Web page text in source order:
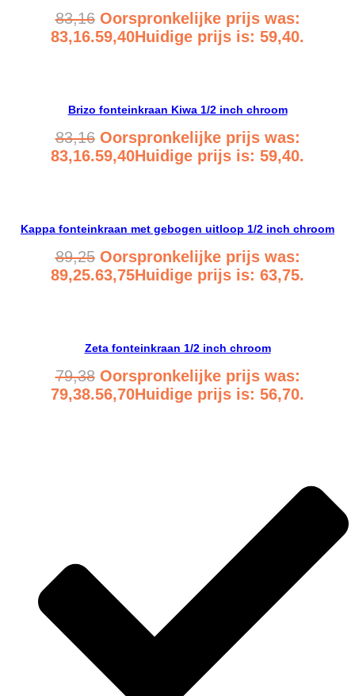
83,16 Oorspronkelijke prijs was:
83,16.59,40Huidige prijs is: 59,40.
Brizo fonteinkraan Kiwa 1/2 inch chroom
83,16 Oorspronkelijke prijs was:
83,16.59,40Huidige prijs is: 59,40.
Kappa fonteinkraan met gebogen uitloop 1/2 inch chroom
89,25 Oorspronkelijke prijs was:
89,25.63,75Huidige prijs is: 63,75.
Zeta fonteinkraan 1/2 inch chroom
79,38 Oorspronkelijke prijs was:
79,38.56,70Huidige prijs is: 56,70.